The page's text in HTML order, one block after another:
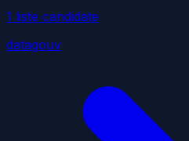
1 liste candidate
datagouv